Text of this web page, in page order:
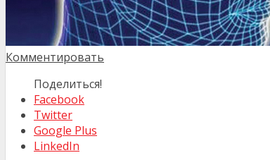
Комментировать
Поделиться!
Facebook
Twitter
Google Plus
LinkedIn